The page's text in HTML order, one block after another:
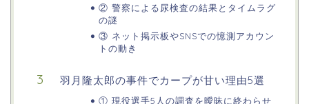
② 警察による尿検査の結果とタイムラグ
の謎
③ ネット掲示板やSNSでの憶測アカウン
トの動き
羽月隆太郎の事件でカープが甘い理由5選
① 現役選手5人の調査を曖昧に終わらせ